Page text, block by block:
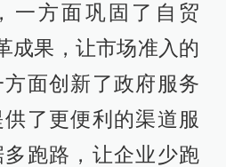
一方面巩固了自贸
成果，让市场准入的
面创新了政府服务
了更便利的渠道服
跑路，让企业少跑